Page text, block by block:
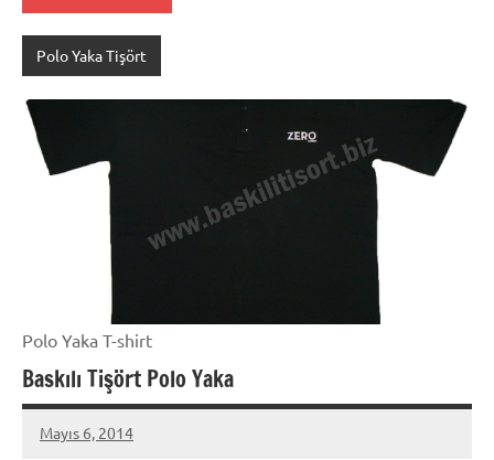
Polo Yaka Tişört
Polo Yaka T-shirt
Baskılı Tişört Polo Yaka
Mayıs 6, 2014
metindonmez